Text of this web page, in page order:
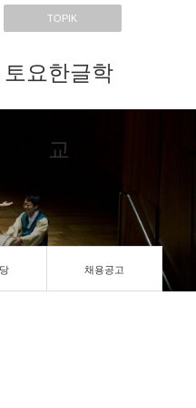
TOPIK
토요한글학
교
채용공고